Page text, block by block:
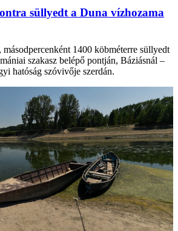
süllyedt a Duna vízhozama
1400 köbméterre süllyedt
szakasz belépő pontján, Báziásnál –
hatóság szóvivője szerdán.